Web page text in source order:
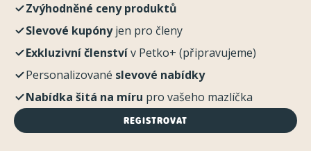
Zvýhodněné ceny produktů
Slevové kupónyjen pro členy
Exkluzivní členstvív Petko+ (připravujeme)
Personalizované slevové nabídky
Nabídka šitá na míru pro vašeho mazlíčka
REGISTROVAT